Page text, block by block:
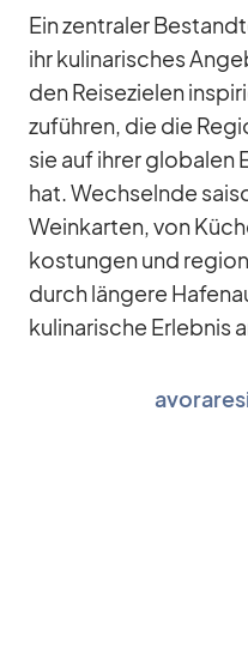
Ein zen­tra­ler
ihr ku­li­na­ri­sches
den Rei­se­zie­len
zu­füh­ren, die die
sie auf ih­rer glo­ba­len
hat. Wech­selnde
Wein­kar­ten, von
kos­tun­gen und
durch län­gere
ku­li­na­ri­sche Er­leb­nis